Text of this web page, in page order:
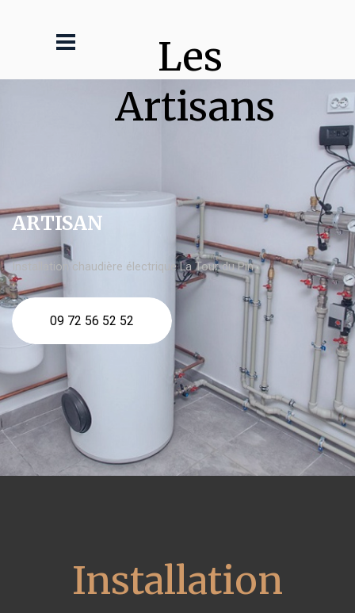
Les
Artisans
ARTISAN
Installation chaudière électrique La Tour du Pin
09 72 56 52 52
Installation